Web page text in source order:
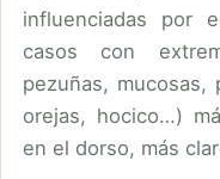
influenciadas por
casos con
pezuñas,
orejas, hocico…)
en el dorso, más